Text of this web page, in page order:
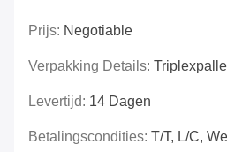
Prijs: Negotiable
Verpakking Details:
Levertijd: 14 Dagen
Betalingscondities: T/T, L/C,